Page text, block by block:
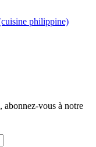
philippine)
abonnez-vous à notre